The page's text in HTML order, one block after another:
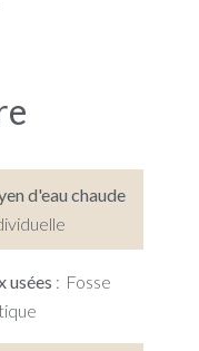
d'eau chaude
usées
Fosse